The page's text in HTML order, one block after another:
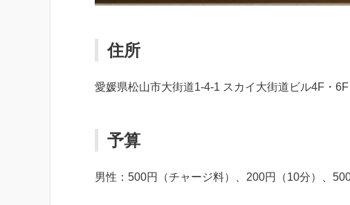
住所
愛媛県松山市大街道1-4-1 スカイ大街道ビル4F・6F
予算
男性：500円（チャージ料）、200円（10分）、